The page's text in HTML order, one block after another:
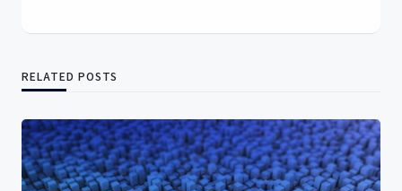
RELATED POSTS